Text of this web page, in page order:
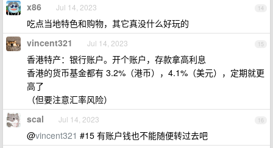
14
x86 Jul 14, 2023
吃点当地特色和购物，其它真没什么好玩的
15
vincent321 Jul 14, 2023
香港特产：银行账户。开个账户，存款拿高利息
香港的货币基金都有 3.2%（港币），4.1%（美元），定期就更
高了
（但要注意汇率风险）
16
scal Jul 14, 2023
@vincent321 #15 有账户钱也不能随便转过去吧